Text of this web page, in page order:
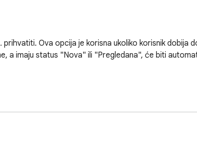
Ova opcija je korisna ukoliko korisnik dobija
a imaju status "Nova" ili "Pregledana", će biti
će dobiti status "Pregledane" (ali nijedna faktura